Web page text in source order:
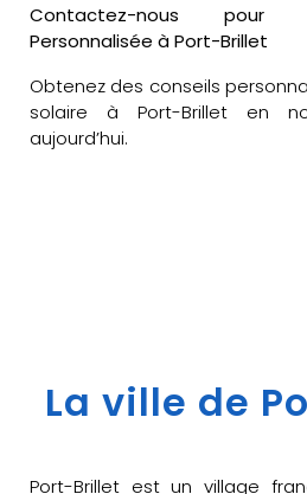
Contactez-nous pour
Personnalisée à Port-Brillet
Obtenez des conseils
solaire à Port-Brillet en
aujourd’hui.
La ville de
Port-Brillet est un village